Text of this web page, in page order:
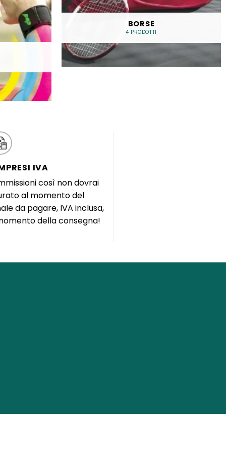
BORSE
4 PRODOTTI
IVA
così non dovrai
al momento del
da pagare, IVA inclusa,
della consegna!